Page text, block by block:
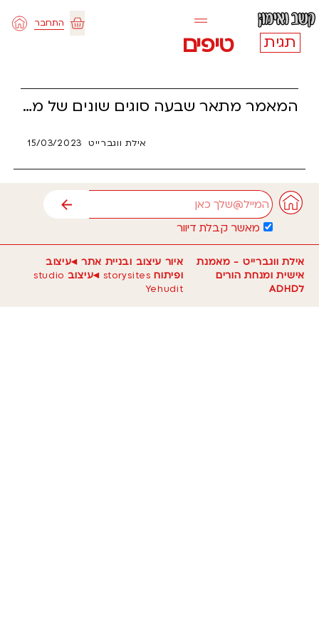
דילוג
לתוכן
עגלת
התחבר
תגית טיפים
המאמר מתאר שבעה סוגים שונים של מסכות שאנשים עם ADHD יכולים לנעול על עצמם בניסיון להתאים לסטנדרטים החברתיים. המסכות כולן מסייעות להם להתקיים בחברה ולהתמודד עם הקשיים היומיומיים של ADHD, אך גם מונעות מהם להתפתח ולהביע את עצמם באופן אותנטי. כתוצאה מכך, הם מרגישים כאילו הם נפגעים ולא נראים ומתקשים להתקרב לעצמם ולאחרים. | טיפים כיצד להתגבר על המסכות ולאהוב את עצמם באופן אותנטי יותר.
אילת ווגברייט 15/03/2023
אימייל
מאשר קבלת דיוור
שליחה
אילת ווגברייט - מאמנת
אישית ומנחת הורים
לADHD
איור עיצוב ובניית אתר ◂עיצוב
ופיתוח storysites ◂עיצוב studio
Yehudit